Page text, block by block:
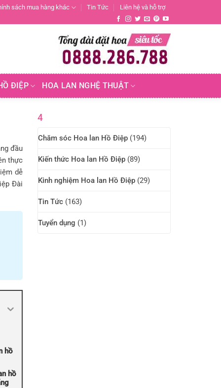
sách mua hàng khác Tin Tức Liên hệ và hỗ trợ
ĐIỆP HOA LAN NGHỆ THUẬT
đầu
thực
dễ
Đài
hồ
hồ
4
Chăm sóc Hoa lan Hồ Điệp (194)
Kiến thức Hoa lan Hồ Điệp (89)
Kinh nghiệm Hoa lan Hồ Điệp (29)
Tin Tức (163)
Tuyển dụng (1)